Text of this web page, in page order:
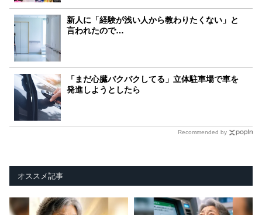
新人に「経験が浅い人から教わりたくない」と
言われたので…
「まだ心臓バクバクしてる」立体駐車場で車を
発進しようとしたら
Recommended by
オススメ記事